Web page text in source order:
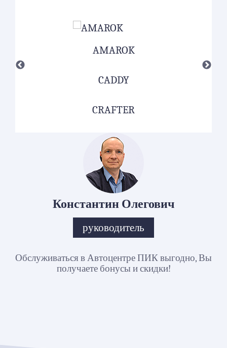
AMAROK
CADDY
CRAFTER
Константин Олегович
руководитель
Обслуживаться в Автоцентре ПИК выгодно, Вы
получаете бонусы и скидки!